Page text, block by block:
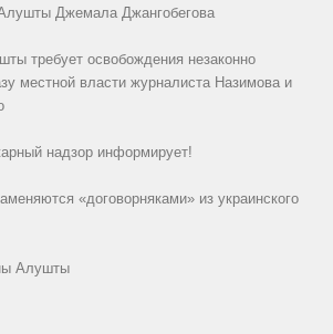
Джемала Джангобегова
требует освобождения незаконно
местной власти журналиста Назимова и
надзор информирует!
«договорняками» из украинского
Алушты